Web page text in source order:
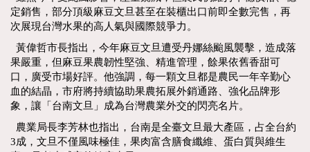
定銷售，部分頂級麻豆文旦甚至在裝櫃出口前即全數完售，再
次展現台灣水果的高人氣與國際競爭力。
黃偉哲市長指出，今年麻豆文旦遭受丹娜絲颱風襲擊，造成落
果嚴重，但麻豆果農韌性堅強、精進管理，餘果依舊香甜可
口，廣受市場好評。他強調，每一顆文旦都是農民一年辛勤心
血的結晶，市府將持續協助果農拓展外銷通路、強化品牌形
象，讓「台南文旦」成為台灣農業外交的閃亮名片。
農業局長李芳林也指出，台南是全臺文旦最大產區，占全台約
3成，文旦不僅風味極佳，果肉富含膳食纖維、蛋白質與維生